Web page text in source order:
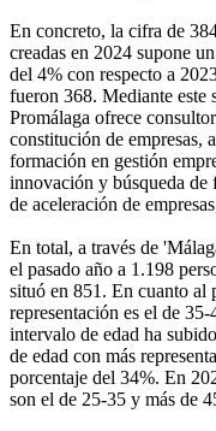
En concreto, la cifra de
creadas en 2024 supone
del 4% con respecto a
fueron 368. Mediante este
Promálaga ofrece
constitución de empresas,
formación en gestión
innovación y búsqueda
de aceleración de
En total, a través de
el pasado año a 1.198
situó en 851. En cuanto al
representación es el de
intervalo de edad ha
de edad con más
porcentaje del 34%. En
son el de 25-35 y más de